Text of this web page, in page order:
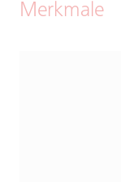
Merkmale